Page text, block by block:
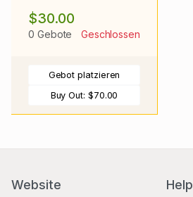
$30.00
0 Gebote Geschlossen
Gebot platzieren
Buy Out: $70.00
Website Help